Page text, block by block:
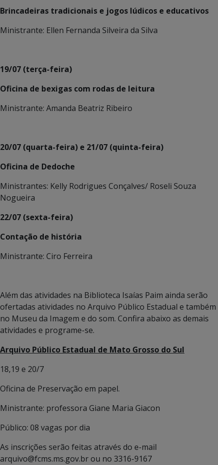
Brincadeiras tradicionais e jogos lúdicos e educativos
Ministrante: Ellen Fernanda Silveira da Silva
19/07 (terça-feira)
Oficina de bexigas com rodas de leitura
Ministrante: Amanda Beatriz Ribeiro
20/07 (quarta-feira) e 21/07 (quinta-feira)
Oficina de Dedoche
Ministrantes: Kelly Rodrigues Conçalves/ Roseli Souza
Nogueira
22/07 (sexta-feira)
Contação de história
Ministrante: Ciro Ferreira
Além das atividades na Biblioteca Isaías Paim ainda serão
ofertadas atividades no Arquivo Público Estadual e também
no Museu da Imagem e do som. Confira abaixo as demais
atividades e programe-se.
Arquivo Público Estadual de Mato Grosso do Sul
18,19 e 20/7
Oficina de Preservação em papel.
Ministrante: professora Giane Maria Giacon
Público: 08 vagas por dia
As inscrições serão feitas através do e-mail
arquivo@fcms.ms.gov.br ou no 3316-9167